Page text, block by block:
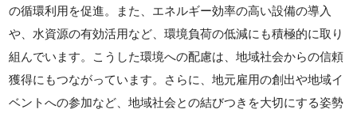
の循環利用を促進。また、エネルギー効率の高い設備の導入
や、水資源の有効活用など、環境負荷の低減にも積極的に取り
組んでいます。こうした環境への配慮は、地域社会からの信頼
獲得にもつながっています。さらに、地元雇用の創出や地域イ
ベントへの参加など、地域社会との結びつきを大切にする姿勢